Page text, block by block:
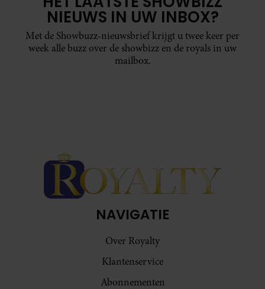
NIEUWS IN UW INBOX?
Met de Showbuzz-nieuwsbrief krijgt u twee keer per
week alle buzz over de showbizz en de royals in uw
mailbox.
NAVIGATIE
Over Royalty
Klantenservice
Abonnementen